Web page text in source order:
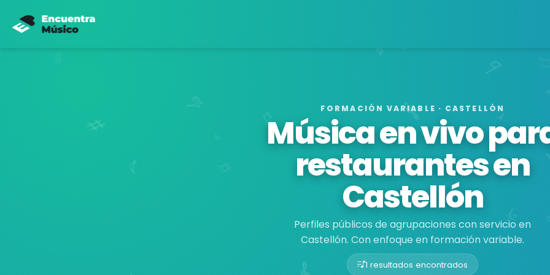
FORMACIÓN VARIABLE · CASTELLÓN
Música en vivo
restaurantes en
Castellón
Perfiles públicos de agrupaciones con servicio en
Castellón. Con enfoque en formación variable.
1 resultados encontrados